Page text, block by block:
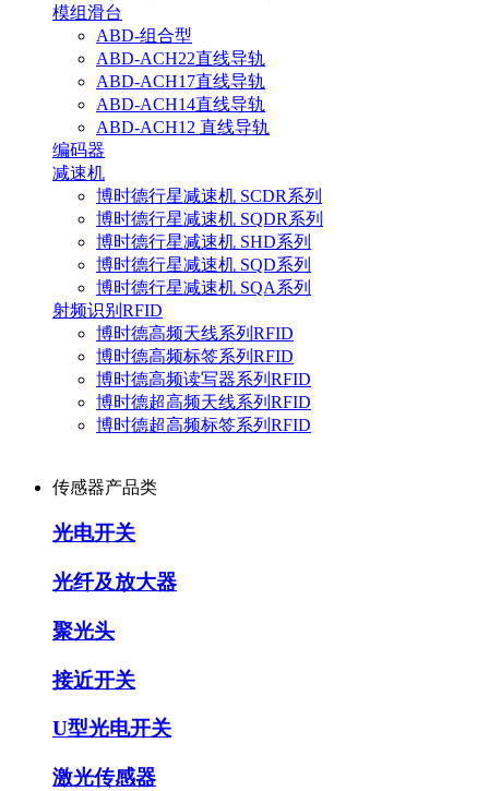
模组滑台
ABD-组合型
ABD-ACH22直线导轨
ABD-ACH17直线导轨
ABD-ACH14直线导轨
ABD-ACH12 直线导轨
编码器
减速机
博时德行星减速机 SCDR系列
博时德行星减速机 SQDR系列
博时德行星减速机 SHD系列
博时德行星减速机 SQD系列
博时德行星减速机 SQA系列
射频识别RFID
博时德高频天线系列RFID
博时德高频标签系列RFID
博时德高频读写器系列RFID
博时德超高频天线系列RFID
博时德超高频标签系列RFID
传感器产品类
光电开关
光纤及放大器
聚光头
接近开关
U型光电开关
激光传感器